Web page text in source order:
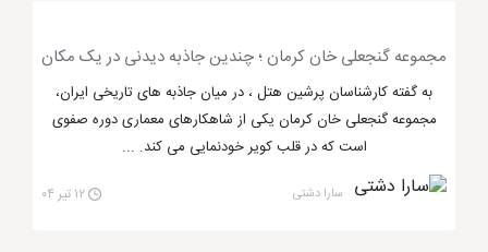
شهربازی فان تایم، پارک ائل گلی، پارک آبی تبریز و ... نام
برد. جاذبه های گردشگری شهر نیز نظیر کویر زیبا قوم تپه،
جنگل ارسباران و ... می باشند. شما می توانید با سفر به
تبریز از این جاذبه ها دیدن کنید.
شیراز نیز پر از مراکز تفریحی و گردشگری است. این شهر به
مجموعه گنجعلی خان کرمان ؛ چندین جاذبه دیدنی در یک مکان
به گفته کارشناسان پرشین هتل ، در میان جاذبه های تاریخی ایران،
مجموعه گنجعلی خان کرمان یکی از شاهکارهای معماری دوره صفوی
است که در قلب کویر خودنمایی می کند. ...
سارا دشتی ۱۲ تیر ۰۴